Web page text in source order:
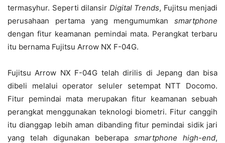
termasyhur. Seperti dilansir Digital Trends, Fujitsu menjadi
perusahaan pertama yang mengumumkan smartphone
dengan fitur keamanan pemindai mata. Perangkat terbaru
itu bernama Fujitsu Arrow NX F-04G.
Fujitsu Arrow NX F-04G telah dirilis di Jepang dan bisa
dibeli melalui operator seluler setempat NTT Docomo.
Fitur pemindai mata merupakan fitur keamanan sebuah
perangkat menggunakan teknologi biometri. Fitur canggih
itu dianggap lebih aman dibanding fitur pemindai sidik jari
yang telah digunakan beberapasmartphone high-end,